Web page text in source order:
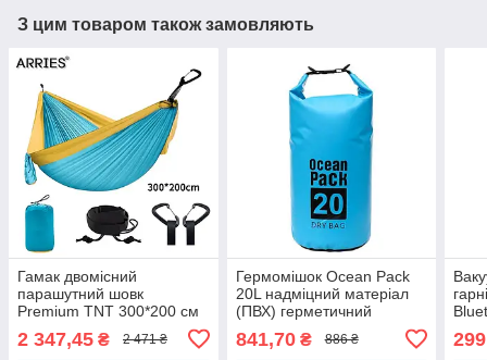
З цим товаром також замовляють
Гамак двомісний
парашутний шовк
Premium TNT 300*200 см
відпочинку Блакитний
2 347,45 ₴ 2 471 ₴
Гермомішок Ocean Pack
20L надміцний матеріал
(ПВХ) герметичний
рюкзак, водонепроникна
сумка Синій
841,70₴ 886 ₴